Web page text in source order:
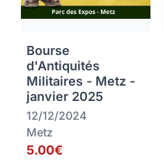
Bourse
d'Antiquités
Militaires - Metz -
janvier 2025
12/12/2024
Metz
5.00€